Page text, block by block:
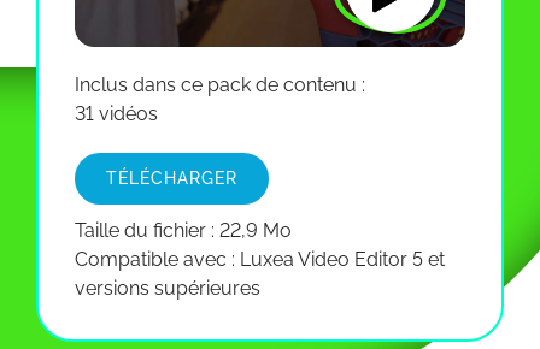
Inclus dans ce pack de contenu :
31 vidéos
TÉLÉCHARGER
Taille du fichier : 22,9 Mo
Compatible avec : Luxea Video Editor 5 et
versions supérieures